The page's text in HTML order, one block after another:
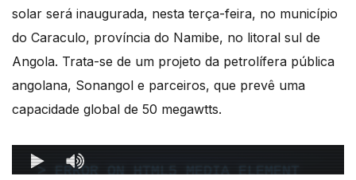
solar será inaugurada, nesta terça-feira, no município
do Caraculo, província do Namibe, no litoral sul de
Angola. Trata-se de um projeto da petrolífera pública
angolana, Sonangol e parceiros, que prevê uma
capacidade global de 50 megawtts.